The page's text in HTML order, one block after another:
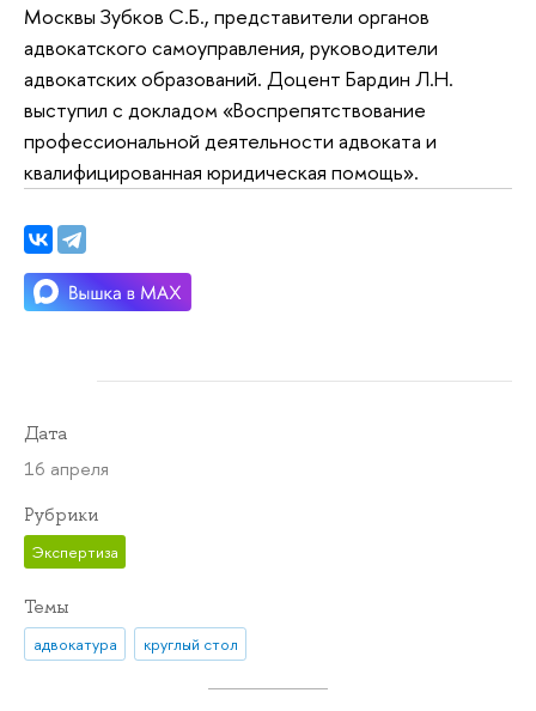
Москвы Зубков С.Б., представители органов
адвокатского самоуправления, руководители
адвокатских образований. Доцент Бардин Л.Н.
выступил с докладом «Воспрепятствование
профессиональной деятельности адвоката и
квалифицированная юридическая помощь».
Дата
16 апреля
Рубрики
Экспертиза
Темы
адвокатура круглый стол